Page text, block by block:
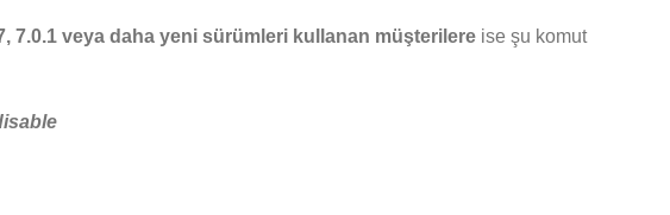
7.0.1 veya daha yeni sürümleri kullanan müşterilere ise şu komut